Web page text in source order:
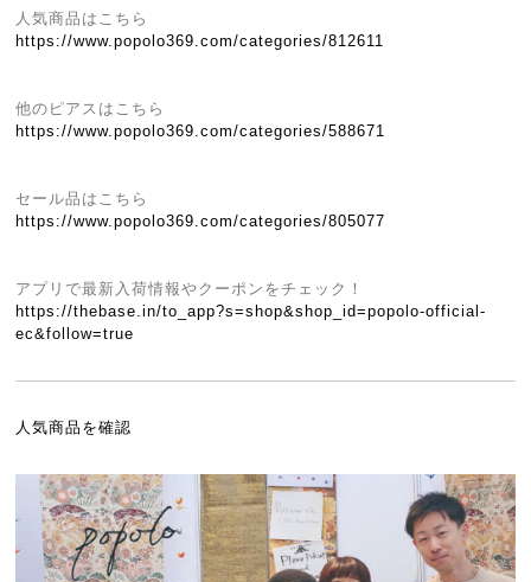
人気商品はこちら
https://www.popolo369.com/categories/812611
他のピアスはこちら
https://www.popolo369.com/categories/588671
セール品はこちら
https://www.popolo369.com/categories/805077
アプリで最新入荷情報やクーポンをチェック！
https://thebase.in/to_app?s=shop&shop_id=popolo-official-
ec&follow=true
人気商品を確認